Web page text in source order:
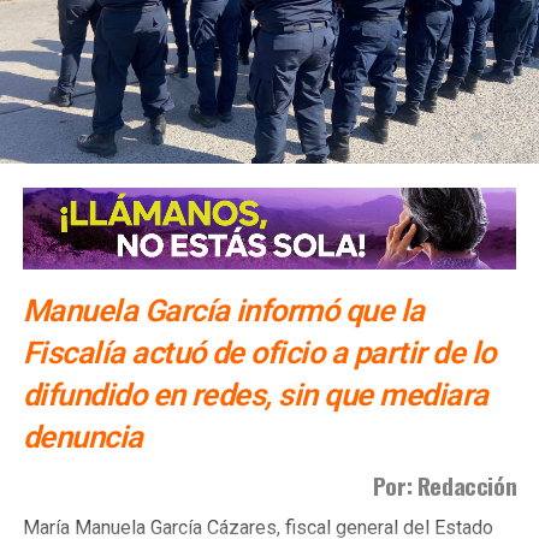
dijo Alonso.
También lee:Gallardo arranca operativo de seguridad para
Fenapo 2026
Manuela García informó que la
Fiscalía actuó de oficio a partir de lo
difundido en redes, sin que mediara
denuncia
Por: Redacción
María Manuela García Cázares, fiscal general del Estado